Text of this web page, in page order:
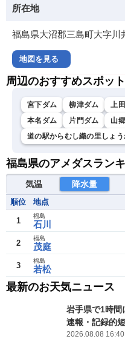
所在地
福島県大沼郡三島町大字川
地図を見る
周辺のおすすめスポット
宮下ダム 柳津ダム 上
本名ダム
片門ダム
山
道の駅からむし織の里しょう
福島県のアメダスラン
気温 降水量
順位 地点
1 石川
福島
2 茂庭
福島
3 若松
福島
最新のお天気ニュース
岩手県で1時
速報・記録的
2026.08.08 16:40